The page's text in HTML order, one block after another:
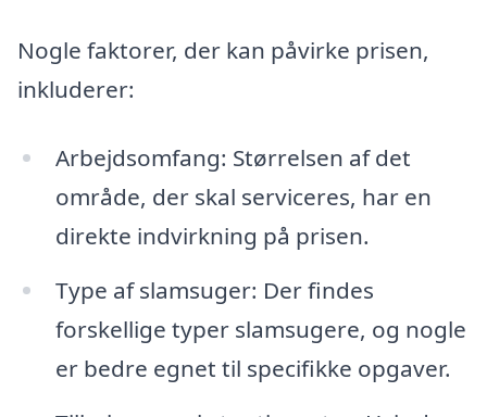
Nogle faktorer, der kan påvirke prisen,
inkluderer:
Arbejdsomfang: Størrelsen af det
område, der skal serviceres, har en
direkte indvirkning på prisen.
Type af slamsuger: Der findes
forskellige typer slamsugere, og nogle
er bedre egnet til specifikke opgaver.